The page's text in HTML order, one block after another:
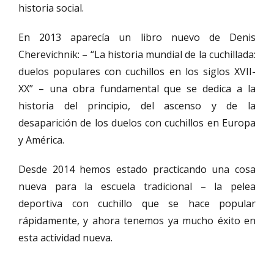
historia social.
En 2013 aparecía un libro nuevo de Denis
Cherevichnik: – “La historia mundial de la cuchillada:
duelos populares con cuchillos en los siglos XVII-
XX” – una obra fundamental que se dedica a la
historia del principio, del ascenso y de la
desaparición de los duelos con cuchillos en Europa
y América.
Desde 2014 hemos estado practicando una cosa
nueva para la escuela tradicional – la pelea
deportiva con cuchillo que se hace popular
rápidamente, y ahora tenemos ya mucho éxito en
esta actividad nueva.